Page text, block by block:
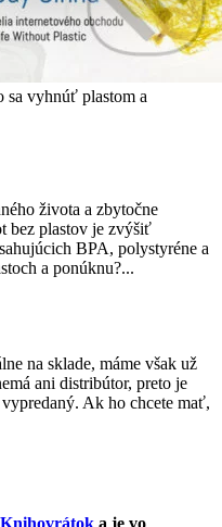
sa vyhnúť plastom a
života a zbytočne
bez plastov je zvýšiť
BPA, polystyréne a
a ponúknu?...
na sklade, máme však už
ani distribútor, preto je
Ak ho chcete mať,
Knihovrátok a je vo